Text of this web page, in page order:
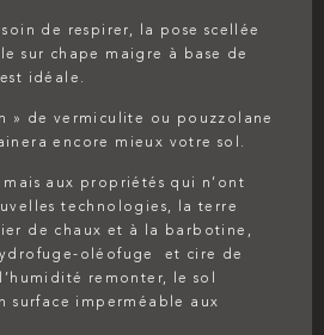
de respirer, la pose scellée
sur chape maigre à base de
idéale.
» de vermiculite ou pouzzolane
encore mieux votre sol.
aux propriétés qui n’ont
technologies, la terre
de chaux et à la barbotine,
oléofuge et cire de
remonter, le sol
surface imperméable aux